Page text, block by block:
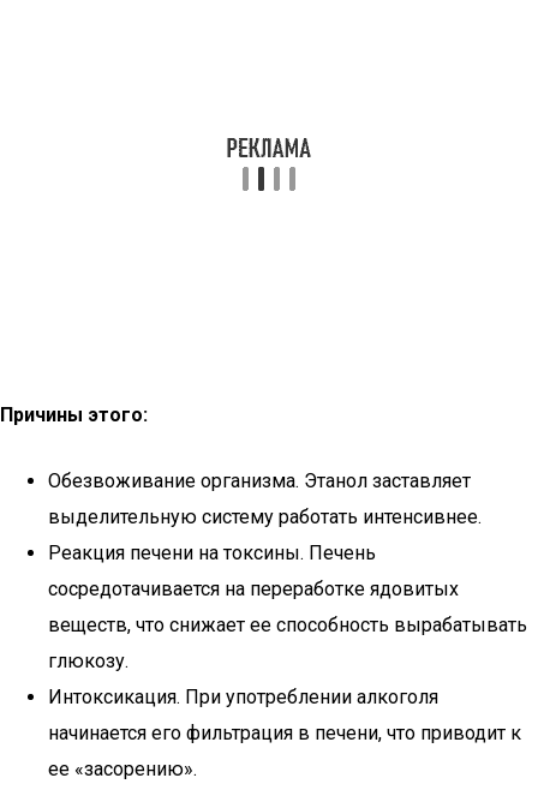
Причины этого:
Обезвоживание организма. Этанол заставляет
выделительную систему работать интенсивнее.
Реакция печени на токсины. Печень
сосредотачивается на переработке ядовитых
веществ, что снижает ее способность вырабатывать
глюкозу.
Интоксикация. При употреблении алкоголя
начинается его фильтрация в печени, что приводит к
ее «засорению».